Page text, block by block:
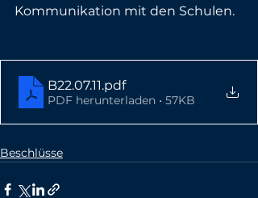
Kommunikation mit den Schulen.
B22.07.11.pdf
PDF herunterladen • 57KB
Beschlüsse